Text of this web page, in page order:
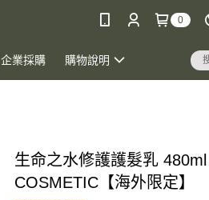
0
企業採購 購物說明
生命之水修護護髮乳
COSMETIC【海外限定】